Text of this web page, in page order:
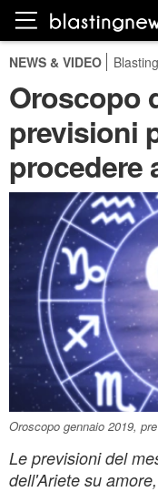
NEWS & VIDEO
Oroscopo
previsioni
procedere
Oroscopo gennaio 2019,
Le previsioni del
dell'Ariete su